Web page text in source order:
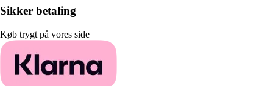
Sikker betaling
Køb trygt på vores side